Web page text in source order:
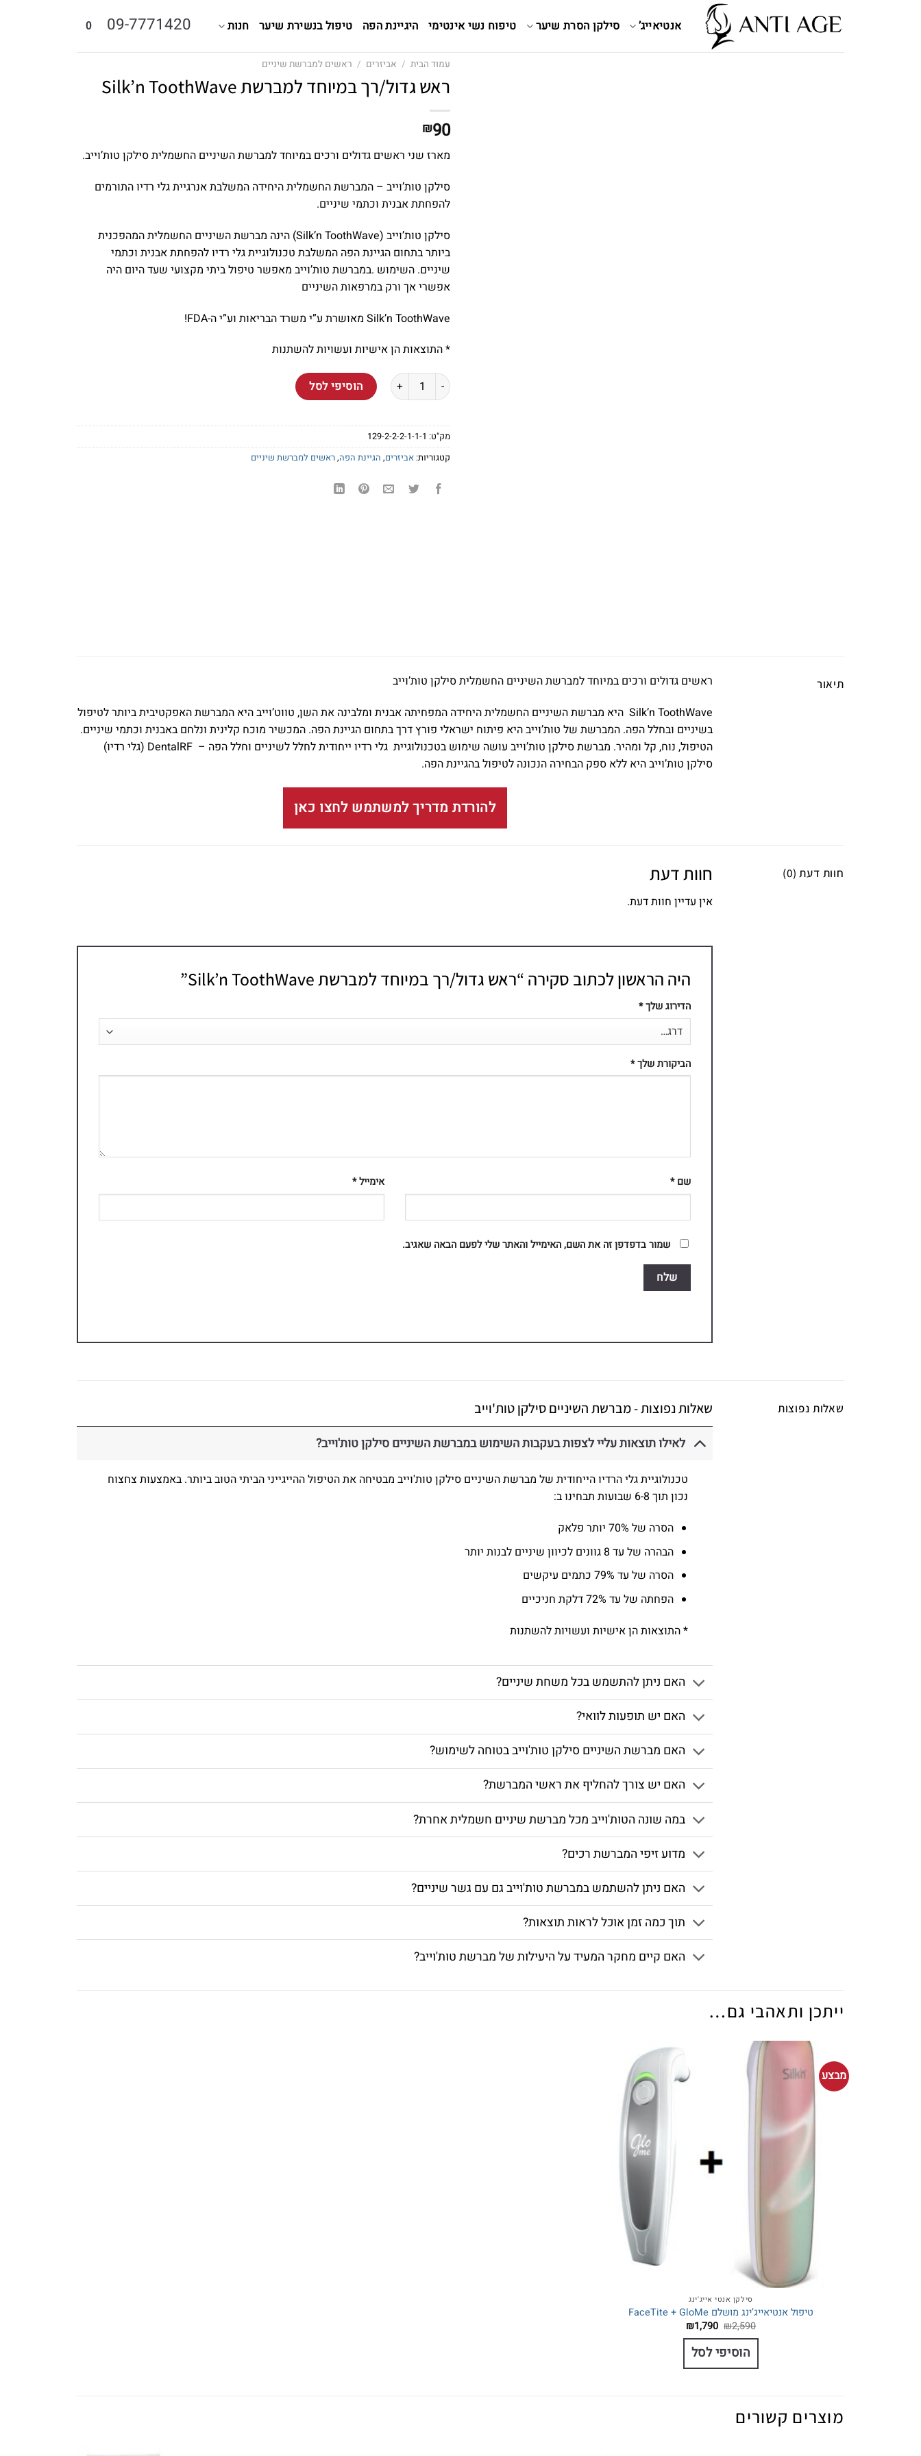
אנטיאייג’ סילקן הסרת שיער טיפוח נשי אינטימי היגיינת הפה טיפול בנשירת שיער חנות 09-7771420
0
עמוד הבית / אביזרים / ראשים למברשת שיניים
ראש גדול/רך במיוחד למברשת Silk’n ToothWave
₪90
מארז שני ראשים גדולים ורכים במיוחד למברשת השיניים החשמלית סילקן טות’וייב.
סילקן טות’וייב – המברשת החשמלית היחידה המשלבת אנרגיית גלי רדיו התורמים
להפחתת אבנית וכתמי שיניים.
סילקן טות’וייב (Silk’n ToothWave) הינה מברשת השיניים החשמלית המהפכנית
ביותר בתחום הגיינת הפה המשלבת טכנולוגיית גלי רדיו להפחתת אבנית וכתמי
שיניים. השימוש .במברשת טות’וייב מאפשר טיפול ביתי מקצועי שעד היום היה
אפשרי אך ורק במרפאות השיניים
Silk’n ToothWave מאושרת ע”י משרד הבריאות וע”י ה-FDA!
* התוצאות הן אישיות ועשויות להשתנות
כמות של ראש גדול/רך במיוחד למברשת Silk'n ToothWave
הוסיפי לסל
מק"ט: 129-2-2-2-1-1-1
קטגוריות: אביזרים, הגיינת הפה,ראשים למברשת שיניים
תיאור
ראשים גדולים ורכים במיוחד למברשת השיניים החשמלית סילקן טות’וייב
Silk’n ToothWave היא מברשת השיניים החשמלית היחידה המפחיתה אבנית ומלבינה את השן, טווט’וייב היא המברשת האפקטיבית ביותר לטיפול
בשיניים ובחלל הפה. המברשת של טות’וייב היא פיתוח ישראלי פורץ דרך בתחום הגיינת הפה. המכשיר מוכח קלינית ונלחם באבנית וכתמי שיניים.
הטיפול, נוח, קל ומהיר. מברשת סילקן טות’וייב עושה שימוש בטכנולוגיית גלי רדיו ייחודית לחלל לשיניים וחלל הפה – DentalRF (גלי רדיו)
סילקן טות’וייב היא ללא ספק הבחירה הנכונה לטיפול בהגיינת הפה.
להורדת מדריך למשתמש לחצו כאן
חוות דעת (0) חוות דעת
אין עדיין חוות דעת.
היה הראשון לכתוב סקירה “ראש גדול/רך במיוחד למברשת Silk’n ToothWave”
הדירוג שלך*
הביקורת שלך*
שם* אימייל*
שמור בדפדפן זה את השם, האימייל והאתר שלי לפעם הבאה שאגיב.
שאלות נפוצות שאלות נפוצות - מברשת השיניים סילקן טות'וייב
לאילו תוצאות עליי לצפות בעקבות השימוש במברשת השיניים סילקן טות'וייב?
טכנולוגיית גלי הרדיו הייחודית של מברשת השיניים סילקן טות'וייב מבטיחה את הטיפול ההייגייני הביתי הטוב ביותר. באמצעות צחצוח
נכון תוך 6-8 שבועות תבחינו ב:
הסרה של 70% יותר פלאק
הבהרה של עד 8 גוונים לכיוון שיניים לבנות יותר
הסרה של עד 79% כתמים עיקשים
הפחתה של עד 72% דלקת חניכיים
* התוצאות הן אישיות ועשויות להשתנות
האם ניתן להתשמש בכל משחת שיניים?
האם יש תופעות לוואי?
האם מברשת השיניים סילקן טות'וייב בטוחה לשימוש?
האם יש צורך להחליף את ראשי המברשת?
במה שונה הטות'וייב מכל מברשת שיניים חשמלית אחרת?
מדוע זיפי המברשת רכים?
האם ניתן להשתמש במברשת טות'וייב גם עם גשר שיניים?
תוך כמה זמן אוכל לראות תוצאות?
האם קיים מחקר המעיד על היעילות של מברשת טות'וייב?
ייתכן ותאהבי גם…
מבצע
סילקן אנטי אייג'ינג
טיפול אנטיאייג’ינג מושלם FaceTite + GloMe
₪2,590 המחיר
המקורי
היה:
₪2,590.
₪1,790
הנוכחי
הוא: הוסיפי לסל
מוצרים קשורים